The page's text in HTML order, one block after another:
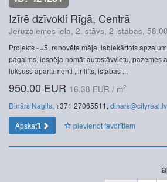
Izīrē dzīvokli Rīgā, Centrā
Jeruzalemes iela, 2. stāvs, 2 istabas,
Projekts - J5, renovēta māja, labiekārtots
pagalms, iespēja nomāt autostāvvietu, pazemes
luksuss apartamenti , ir lifts, istabas ...
950.00 EUR 16.38 EUR / m2
Dinārs Naglis, +371 27065511, dinars@cityreal.lv
Apskatīt
pievienot favorītiem